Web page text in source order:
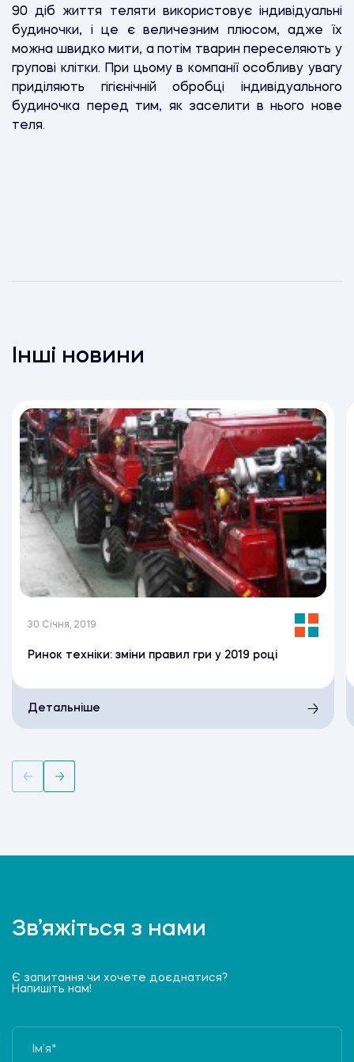
90 діб життя теляти використовує індивідуальні
будиночки, і це є величезним плюсом, адже їх
можна швидко мити, а потім тварин переселяють у
групові клітки. При цьому в компанії особливу увагу
приділяють гігієнічній обробці індивідуального
будиночка перед тим, як заселити в нього нове
теля.
Інші новини
30 Січня, 2019
Ринок техніки: зміни правил гри у 2019 році
Детальніше
Зв’яжіться з нами
Є запитання чи хочете доєднатися?
Напишіть нам!